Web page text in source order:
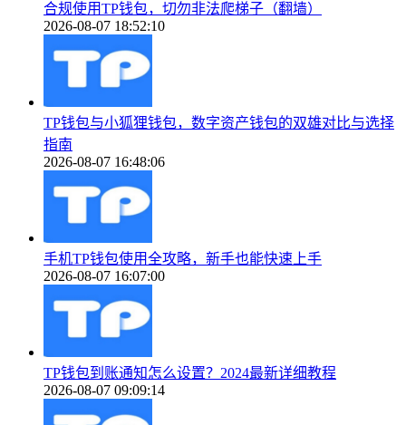
合规使用TP钱包，切勿非法爬梯子（翻墙）
2026-08-07 18:52:10
TP钱包与小狐狸钱包，数字资产钱包的双雄对比与选择
指南
2026-08-07 16:48:06
手机TP钱包使用全攻略，新手也能快速上手
2026-08-07 16:07:00
TP钱包到账通知怎么设置？2024最新详细教程
2026-08-07 09:09:14